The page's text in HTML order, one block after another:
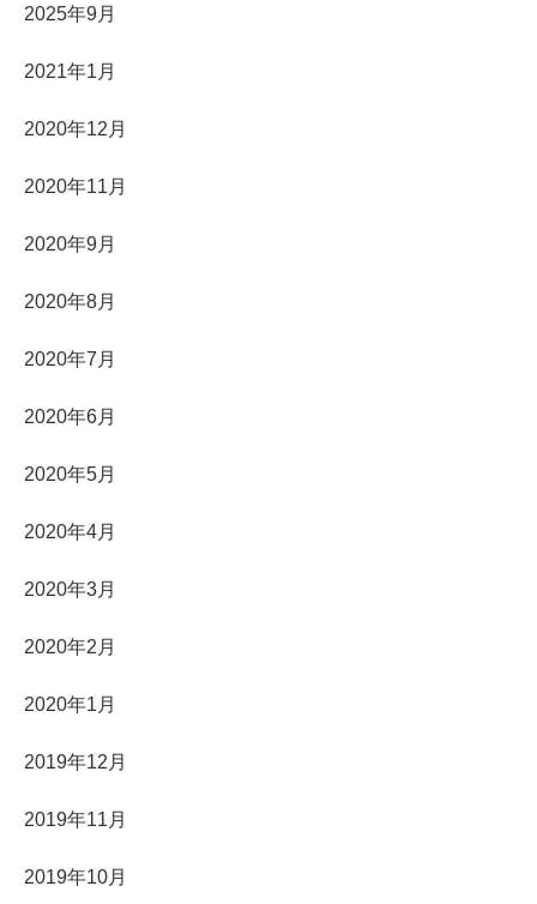
2025年9月
2021年1月
2020年12月
2020年11月
2020年9月
2020年8月
2020年7月
2020年6月
2020年5月
2020年4月
2020年3月
2020年2月
2020年1月
2019年12月
2019年11月
2019年10月